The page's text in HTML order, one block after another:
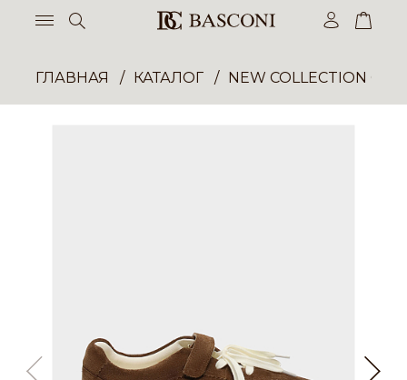
ГЛАВНАЯ КАТАЛОГ NEW COLLECTION